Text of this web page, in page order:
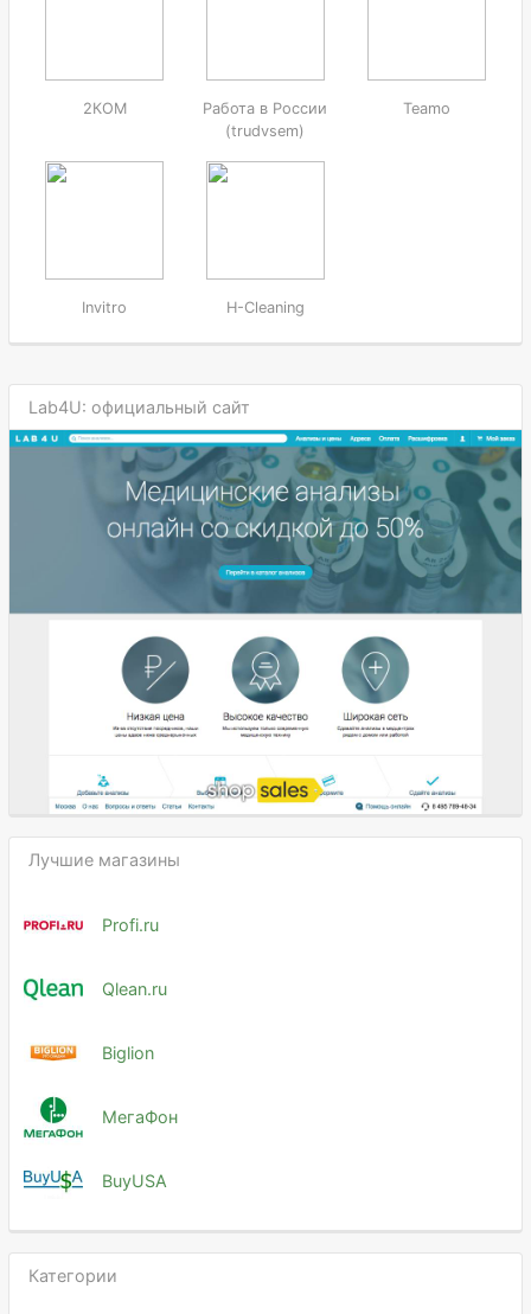
2КОМ
Работа в России
(trudvsem)
Teamo
Invitro H-Cleaning
Lab4U: официальный сайт
Лучшие магазины
Profi.ru
Qlean.ru
Biglion
МегаФон
BuyUSA
Категории